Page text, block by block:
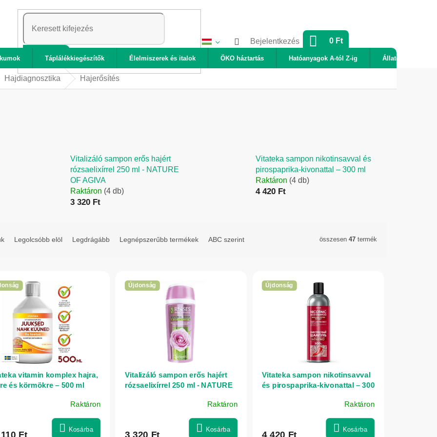
KERESÉS
Bejelentkezés KOSÁR
0 Ft
Táplálékkiegészítők Élelmiszerek és italok ÖKO háztartás Hatóanyagok A-tól Z-ig Állatok
Hajdiagnosztika Hajerősítés
Vitalizáló sampon erős hajért
rózsaelixírrel 250 ml - NATURE
OF AGIVA
Raktáron (4 db)
3 320 Ft
Vitateka sampon nikotinsavval és
pirospaprika-kivonattal – 300 ml
Raktáron (4 db)
4 420 Ft
Legolcsóbb elöl Legdrágább Legnépszerűbb termékek ABC szerint összesen 47 termék
vitamin komplex hajra,
és körmökre – 500 ml
Raktáron
Ft Kosárba
Újdonság
Vitalizáló sampon erős hajért
rózsaelixírrel 250 ml - NATURE
Raktáron
3 320 Ft Kosárba
Újdonság
Vitateka sampon nikotinsavval
és pirospaprika-kivonattal – 300
Raktáron
4 420 Ft Kosárba